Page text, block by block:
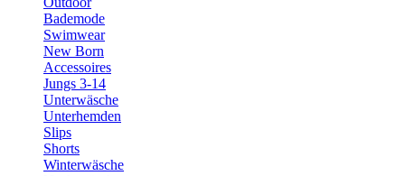
Bademode
Swimwear
New Born
Accessoires
Jungs 3-14
Unterwäsche
Unterhemden
Slips
Shorts
Winterwäsche